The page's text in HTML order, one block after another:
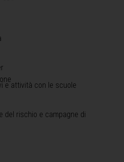
e attività con le scuole
del rischio e campagne di